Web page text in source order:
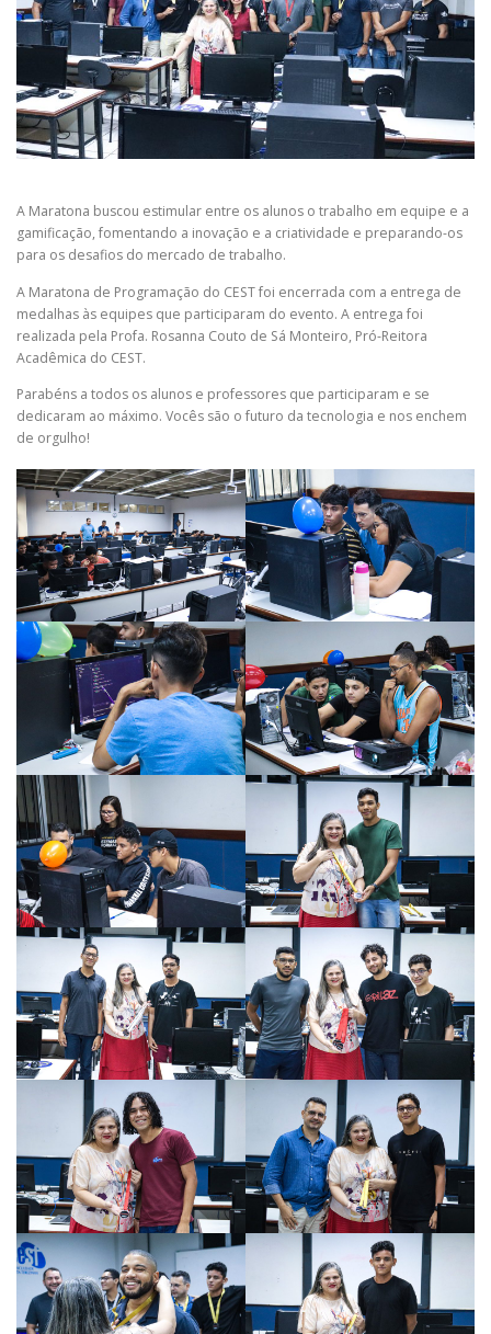
A Maratona buscou estimular entre os alunos o trabalho em equipe e a
gamificação, fomentando a inovação e a criatividade e preparando-os
para os desafios do mercado de trabalho.
A Maratona de Programação do CEST foi encerrada com a entrega de
medalhas às equipes que participaram do evento. A entrega foi
realizada pela Profa. Rosanna Couto de Sá Monteiro, Pró-Reitora
Acadêmica do CEST.
Parabéns a todos os alunos e professores que participaram e se
dedicaram ao máximo. Vocês são o futuro da tecnologia e nos enchem
de orgulho!